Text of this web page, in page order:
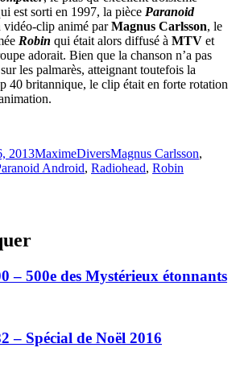
est sorti en 1997, la pièce Paranoid
clip animé parMagnus Carlsson, le
Robin qui était alors diffusé à MTV et
adorait. Bien que la chanson n’a pas
les palmarès, atteignant toutefois la
40 britannique, le clip était en forte rotation
2013MaximeCatégories
DiversÉtiquettes
Magnus Carlsson,
Android, Radiohead, Robin
– 500e des Mystérieux étonnants
– Spécial de Noël 2016